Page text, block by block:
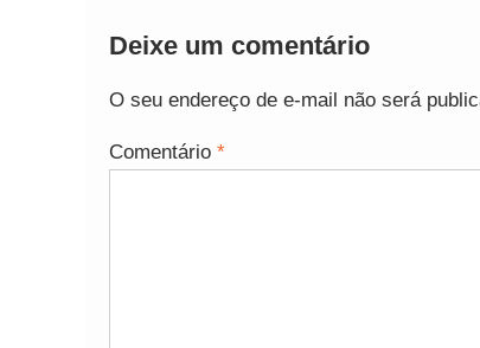
Deixe um comentário
O seu endereço de e-mail não será
Comentário *